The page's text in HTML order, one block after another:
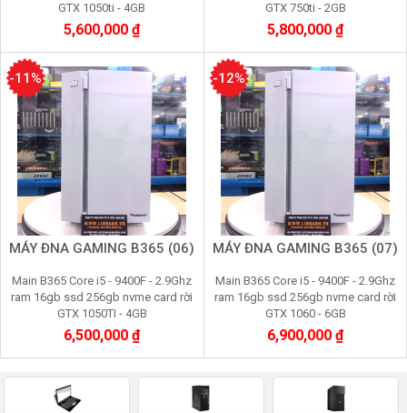
GTX 1050ti - 4GB
5,600,000 ₫
GTX 750ti - 2GB
5,800,000 ₫
MÁY ĐNA GAMING B365 (06)
Main B365 Core i5 - 9400F - 2.9Ghz
ram 16gb ssd 256gb nvme card rời
GTX 1050TI - 4GB
6,500,000 ₫
-11%
MÁY ĐNA GAMING B365 (07)
Main B365 Core i5 - 9400F - 2.9Ghz
ram 16gb ssd 256gb nvme card rời
GTX 1060 - 6GB
6,900,000 ₫
-12%